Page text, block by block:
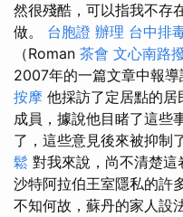
然很殘酷，可以指我不存
做。 台胞證 辦理 台中排
（Roman 茶會 文心南路
2007年的一篇文章中報導
按摩 他採訪了定居點的
成員，據說他目睹了這些
了，這些意見後來被抑制
鬆 對我來說，尚不清楚
沙特阿拉伯王室隱私的許
不知何故，蘇丹的家人設